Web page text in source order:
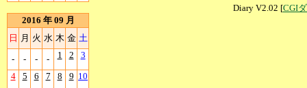
2016 年 09 月
日 月 火 水 木 金 土
- - - - 1 2 3
4 5 6 7 8 9 10
Diary V2.02 [CGI